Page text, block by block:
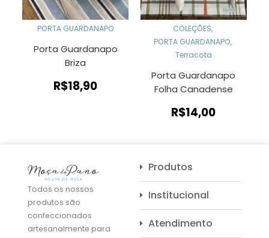
PORTA GUARDANAPO
Porta Guardanapo
Briza
R$18,90
COLEÇÕES,
PORTA GUARDANAPO,
Terracota
Porta Guardanapo
Folha Canadense
R$14,00
Todos os nossos
produtos são
confeccionados
artesanalmente para
Produtos
Institucional
Atendimento